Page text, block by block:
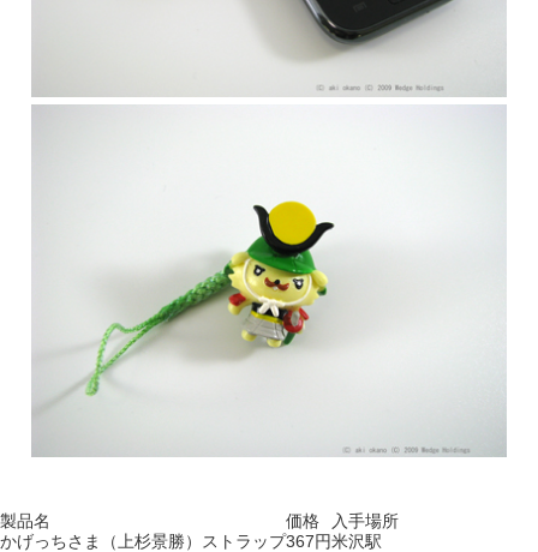
製品名 価格
入手場所
かげっちさま（上杉景勝）ストラップ367円米沢駅